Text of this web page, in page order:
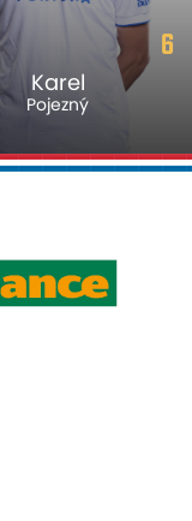
6
Karel
Pojezný